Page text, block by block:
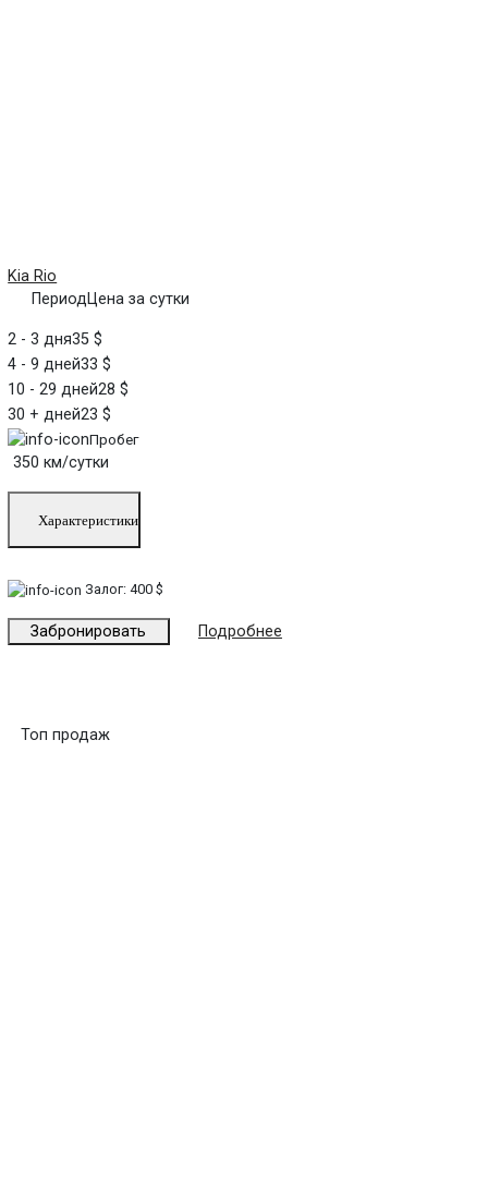
Kia Rio
ПериодЦена за сутки
2 - 3 дня35 $
4 - 9 дней33 $
10 - 29 дней28 $
30 + дней23 $
Пробег
350 км/сутки
Характеристики
Залог:400 $
Забронировать Подробнее
Топ продаж